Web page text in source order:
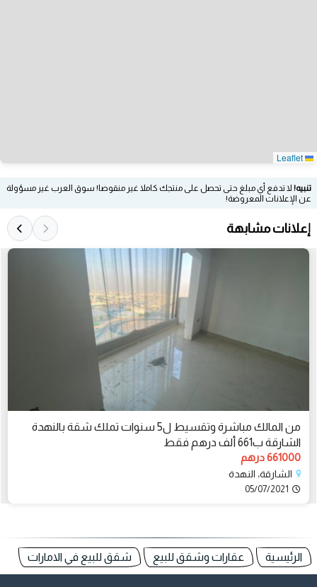
تنبيه! لا تدفع أي مبلغ حتى تحصل على منتجك كاملا غير منقوصا! سوق العرب غير مسؤولة
عن الإعلانات المعروضة!
إعلانات مشابهة
من المالك مباشرة وتقسيط ل5 سنوات تملك شقة بالنهدة
الشارقة ب661 ألف درهم فقط
661000 درهم
الشارقة، النهدة
05/07/2021
الرئيسية عقارات وشقق للبيع شقق للبيع في الامارات